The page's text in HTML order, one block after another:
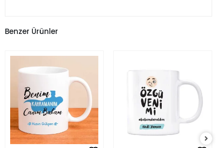
Benzer Ürünler